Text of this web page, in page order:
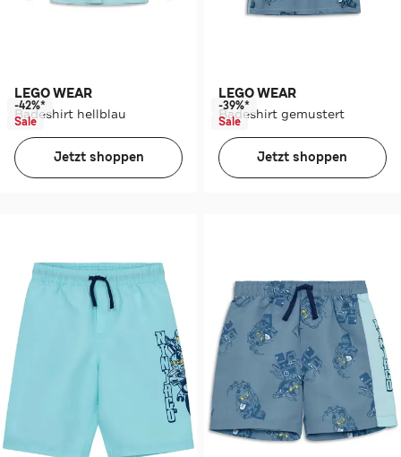
LEGO WEAR
Badeshirt hellblau
-42%*
Sale
Jetzt shoppen
LEGO WEAR
Badeshirt gemustert
-39%*
Sale
Jetzt shoppen